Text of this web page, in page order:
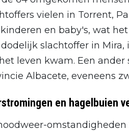
vielen in Torrent,
en baby's, wat
slachtoffer in
leven kwam. Een
Albacete, eveneens
en hagelbuien